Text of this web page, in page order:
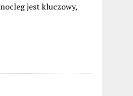
jest kluczowy,